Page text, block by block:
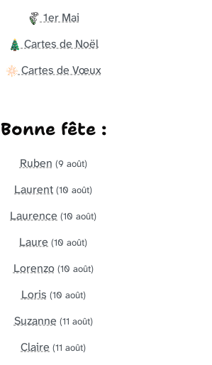
1er Mai
Cartes de Noël
Cartes de Vœux
Bonne fête :
Ruben (9 août)
Laurent (10 août)
Laurence (10 août)
Laure (10 août)
Lorenzo (10 août)
Loris (10 août)
Suzanne (11 août)
Claire (11 août)